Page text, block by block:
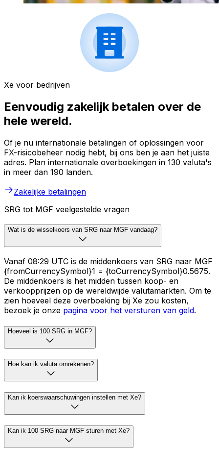
Xe voor bedrijven
Eenvoudig zakelijk betalen over de
hele wereld.
Of je nu internationale betalingen of oplossingen voor
FX-risicobeheer nodig hebt, bij ons ben je aan het juiste
adres. Plan internationale overboekingen in 130 valuta's
in meer dan 190 landen.
Zakelijke betalingen
SRG tot MGF veelgestelde vragen
Wat is de wisselkoers van SRG naar MGF vandaag?
Vanaf 08:29 UTC is de middenkoers van SRG naar MGF
{fromCurrencySymbol}1 = {toCurrencySymbol}0.5675.
De middenkoers is het midden tussen koop- en
verkoopprijzen op de wereldwijde valutamarkten. Om te
zien hoeveel deze overboeking bij Xe zou kosten,
bezoek je onze pagina voor het versturen van geld.
Hoeveel is 100 SRG in MGF?
Hoe kan ik valuta omrekenen?
Kan ik koerswaarschuwingen instellen met Xe?
Kan ik 100 SRG naar MGF sturen met Xe?